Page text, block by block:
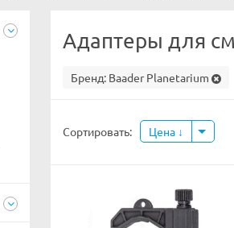
Адаптеры для
Бренд: Baader Planetarium
Сортировать: Цена